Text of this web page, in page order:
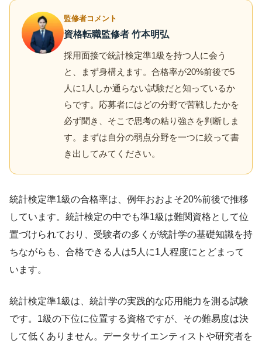
監修者コメント
資格転職監修者 竹本明弘
採用面接で統計検定準1級を持つ人に会う
と、まず身構えます。合格率が20%前後で5
人に1人しか通らない試験だと知っているか
らです。応募者にはどの分野で苦戦したかを
必ず聞き、そこで思考の粘り強さを判断しま
す。まずは自分の弱点分野を一つに絞って書
き出してみてください。
統計検定準1級の合格率は、例年おおよそ20%前後で推移
しています。統計検定の中でも準1級は難関資格として位
置づけられており、受験者の多くが統計学の基礎知識を持
ちながらも、合格できる人は5人に1人程度にとどまって
います。
統計検定準1級は、統計学の実践的な応用能力を測る試験
です。1級の下位に位置する資格ですが、その難易度は決
して低くありません。データサイエンティストや研究者を